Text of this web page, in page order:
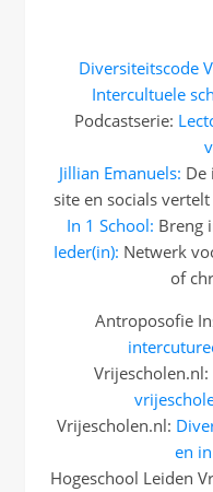
Diversiteitscode
Intercultuele
Podcastserie:
Jillian Emanuels: De
site en socials
In 1 School: Breng
Ieder(in): Netwerk
of
Antroposofie
Vrijescholen.nl:
Vrijescholen.nl:
en
Hogeschool Leiden